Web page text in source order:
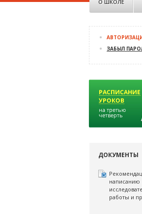
О ШКОЛЕ
ЗАБЫЛ
ДОКУМЕНТЫ
написанию
работы и